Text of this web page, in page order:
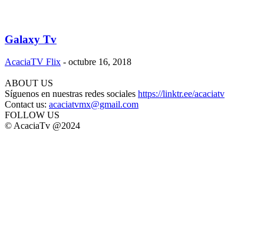
Galaxy Tv
AcaciaTV Flix - octubre 16, 2018
ABOUT US
Síguenos en nuestras redes sociales https://linktr.ee/acaciatv
Contact us: acaciatvmx@gmail.com
FOLLOW US
© AcaciaTv @2024